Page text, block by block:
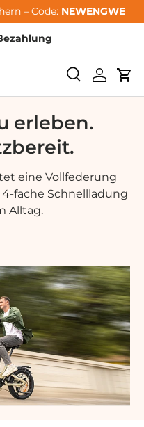
– Code: NEWENGWE
BuscarIniciar
erleben.
eine Vollfederung
fache Schnellladung
Alltag.